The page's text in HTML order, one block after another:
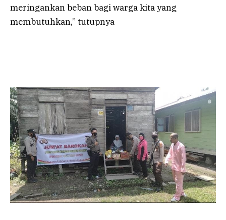
meringankan beban bagi warga kita yang
membutuhkan,” tutupnya